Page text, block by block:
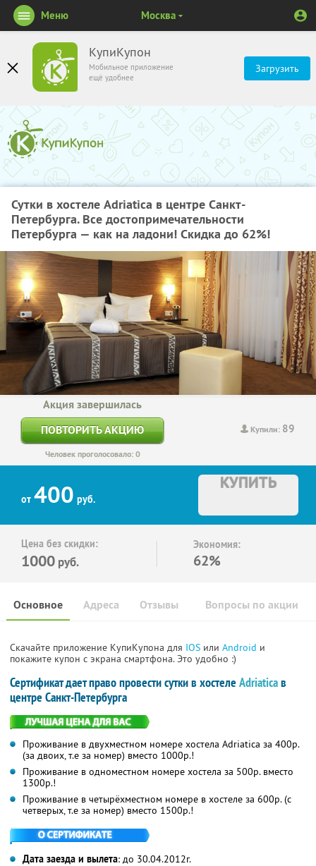
КупиКупон
Мобильное приложение
ещё удобнее
Загрузить
Меню Москва
Сутки в хостеле Adriatica в центре Санкт-
Петербурга. Все достопримечательности
Петербурга — как на ладони! Скидка до 62%!
Купили: 89
Акция завершилась
ПОВТОРИТЬ АКЦИЮ
Человек проголосовало: 0
от 400 руб.
КУПИТЬ
Цена без скидки:
1000 руб.
Экономия:
62%
Основное Отзывы Вопросы по акции
Адреса
Скачайте приложение КупиКупона для IOS или Android и
покажите купон с экрана смартфона. Это удобно :)
Сертификат дает право провести сутки в хостеле Adriaticaв
центре Санкт-Петербурга
Проживание в двухместном номере хостела Adriatica за 400р.
(за двоих, т.е за номер) вместо 1000р.!
Проживание в одноместном номере хостела за 500р. вместо
1300р.!
Проживание в четырёхместном номере в хостеле за 600р. (с
четверых, т.е за номер) вместо 1500р.!
Дата заезда и вылета: до 30.04.2012г.